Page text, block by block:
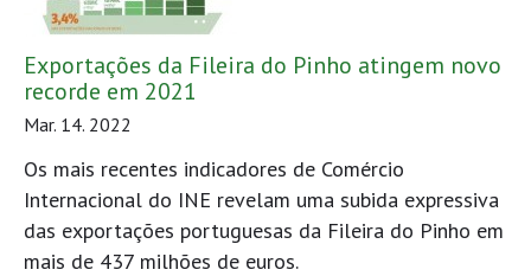
Exportações da Fileira do Pinho atingem novo
recorde em 2021
Mar. 14. 2022
Os mais recentes indicadores de Comércio
Internacional do INE revelam uma subida expressiva
das exportações portuguesas da Fileira do Pinho em
mais de 437 milhões de euros.